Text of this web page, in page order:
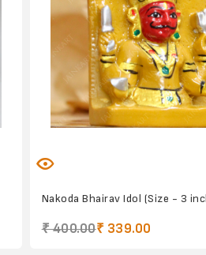
Nakoda Bhairav Idol (Size - 3
₹ 400.00₹ 339.00